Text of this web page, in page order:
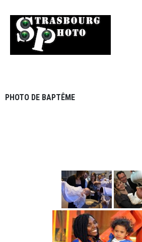
PHOTO DE BAPTÊME